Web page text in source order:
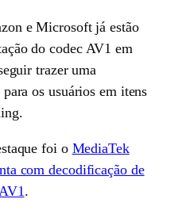
e Microsoft já estão
do codec AV1 em
trazer uma
os usuários em itens
foi o MediaTek
com decodificação de
.